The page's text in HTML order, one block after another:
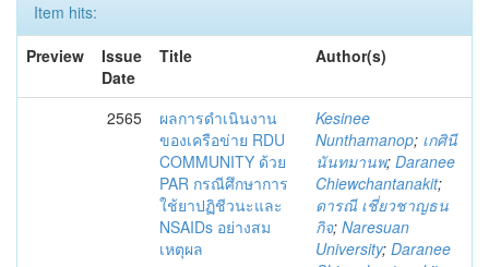
Item hits:
Preview
Issue
Date
Title Author(s)
2565
ผลการดำเนินงาน
ของเครือข่าย RDU
COMMUNITY ด้วย
PAR กรณีศึกษาการ
ใช้ยาปฏิชีวนะและ
NSAIDs อย่างสม
เหตุผล
Kesinee
Nunthamanop; เกศินี
นันทมานพ; Daranee
Chiewchantanakit;
ดารณี เชี่ยวชาญธน
กิจ; Naresuan
University; Daranee